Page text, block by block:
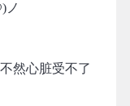
ノ
然心脏受不了